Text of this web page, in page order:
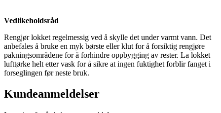
Vedlikeholdsråd
Rengjør lokket regelmessig ved å skylle det under varmt vann. Det
anbefales å bruke en myk børste eller klut for å forsiktig rengjøre
pakningsområdene for å forhindre oppbygging av rester. La lokket
lufttørke helt etter vask for å sikre at ingen fuktighet forblir fanget i
forseglingen før neste bruk.
Kundeanmeldelser